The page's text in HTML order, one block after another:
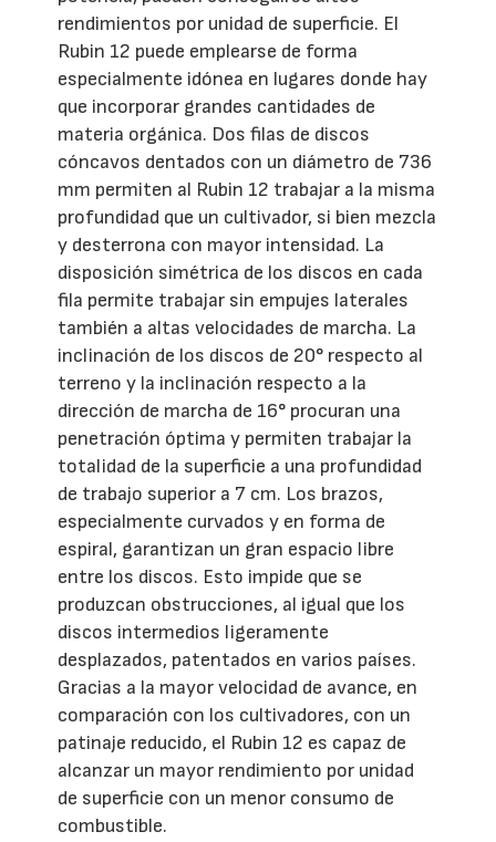
rendimientos por unidad de superficie. El
Rubin 12 puede emplearse de forma
especialmente idónea en lugares donde hay
que incorporar grandes cantidades de
materia orgánica. Dos filas de discos
cóncavos dentados con un diámetro de 736
mm permiten al Rubin 12 trabajar a la misma
profundidad que un cultivador, si bien mezcla
y desterrona con mayor intensidad. La
disposición simétrica de los discos en cada
fila permite trabajar sin empujes laterales
también a altas velocidades de marcha. La
inclinación de los discos de 20° respecto al
terreno y la inclinación respecto a la
dirección de marcha de 16° procuran una
penetración óptima y permiten trabajar la
totalidad de la superficie a una profundidad
de trabajo superior a 7 cm. Los brazos,
especialmente curvados y en forma de
espiral, garantizan un gran espacio libre
entre los discos. Esto impide que se
produzcan obstrucciones, al igual que los
discos intermedios ligeramente
desplazados, patentados en varios países.
Gracias a la mayor velocidad de avance, en
comparación con los cultivadores, con un
patinaje reducido, el Rubin 12 es capaz de
alcanzar un mayor rendimiento por unidad
de superficie con un menor consumo de
combustible.